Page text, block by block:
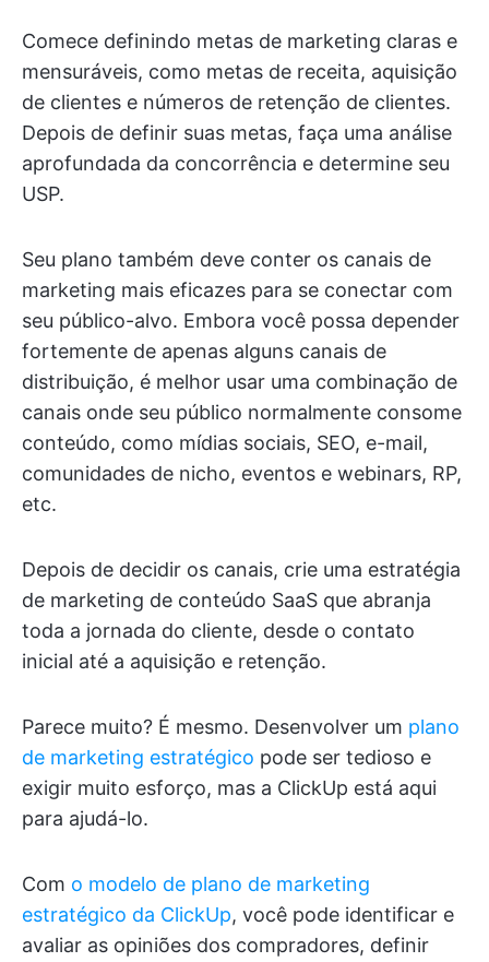
Comece definindo metas de marketing claras e
mensuráveis, como metas de receita, aquisição
de clientes e números de retenção de clientes.
Depois de definir suas metas, faça uma análise
aprofundada da concorrência e determine seu
USP.
Seu plano também deve conter os canais de
marketing mais eficazes para se conectar com
seu público-alvo. Embora você possa depender
fortemente de apenas alguns canais de
distribuição, é melhor usar uma combinação de
canais onde seu público normalmente consome
conteúdo, como mídias sociais, SEO, e-mail,
comunidades de nicho, eventos e webinars, RP,
etc.
Depois de decidir os canais, crie uma estratégia
de marketing de conteúdo SaaS que abranja
toda a jornada do cliente, desde o contato
inicial até a aquisição e retenção.
Parece muito? É mesmo. Desenvolver um plano
de marketing estratégico pode ser tedioso e
exigir muito esforço, mas a ClickUp está aqui
para ajudá-lo.
Com o modelo de plano de marketing
estratégico da ClickUp, você pode identificar e
avaliar as opiniões dos compradores, definir